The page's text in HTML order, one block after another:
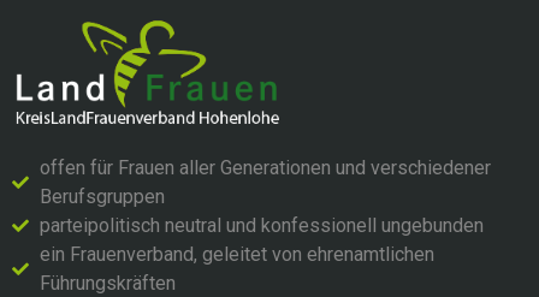
offen für Frauen aller Generationen und verschiedener
Berufsgruppen
parteipolitisch neutral und konfessionell ungebunden
ein Frauenverband, geleitet von ehrenamtlichen
Führungskräften